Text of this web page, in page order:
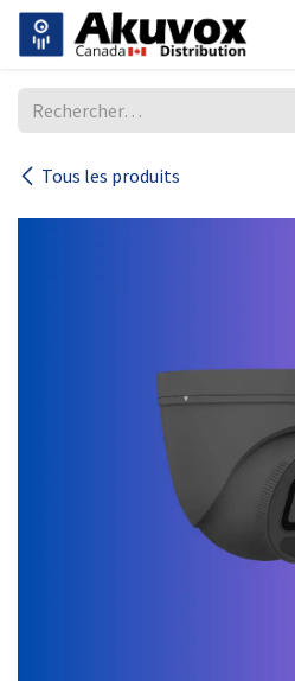
Se rendre au contenu
Tous les produits